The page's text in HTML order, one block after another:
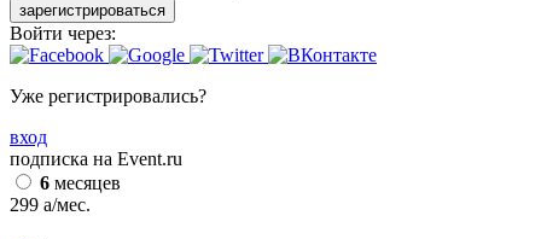
зарегистрироваться
Войти через:
Уже регистрировались?
вход
подписка на Event.ru
6 месяцев
299 a/мес.